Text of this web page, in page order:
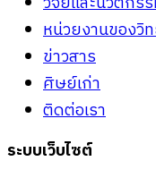
หน่วยงานของวิ
ข่าวสาร
ศิษย์เก่า
ติดต่อเรา
ระบบเว็บไซต์